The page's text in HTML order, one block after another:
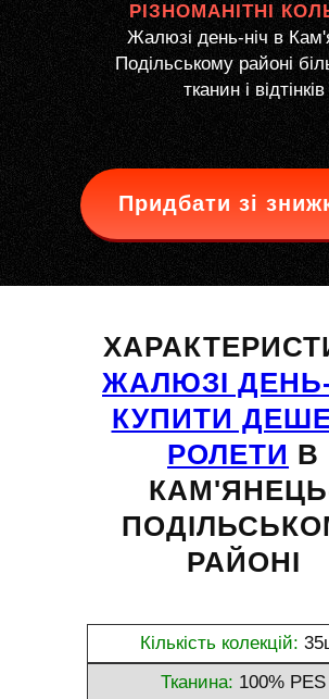
РІЗНОМАНІТНІ
Жалюзі день-ніч в
Подільському районі
тканин і відтінків
Придбати зі
ЖАЛЮЗІ
КУПИТИ
РОЛЕТИ В
РАЙОНІ
Кількість колекцій:
Тканина: 100% PES